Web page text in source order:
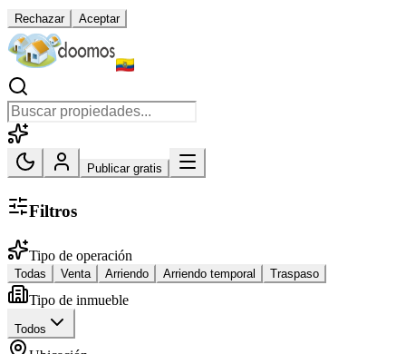
Rechazar Aceptar
Publicar gratis
Filtros
Tipo de operación
Todas Venta Arriendo Arriendo temporal Traspaso
Tipo de inmueble
Todos